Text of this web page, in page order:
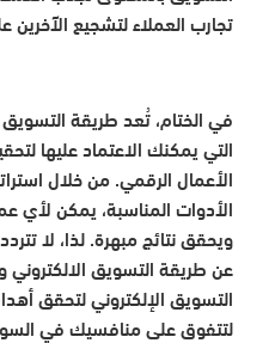
تجارب العملاء لتشجيع الآخرين
في الختام، تُعد طريقة
التي يمكنك الاعتماد عليها
الأعمال الرقمي. من خلال
الأدوات المناسبة، يمكن
ويحقق نتائج مبهرة. لذا، لا
عن طريقة التسويق
التسويق الإلكتروني لتحقق
لتتفوق على منافسيك في